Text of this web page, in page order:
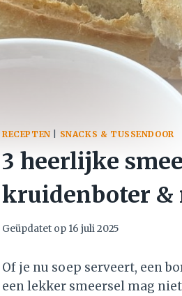
RECEPTEN SNACKS & TUSSENDOOR
3 heerlijke
kruidenboter &
Geüpdatet op 16 juli 2025
Of je nu soep serveert, een
een lekker smeersel mag